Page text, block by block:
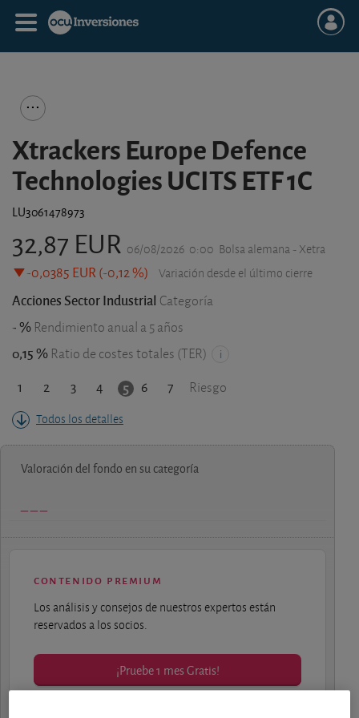
Xtrackers Europe Defence
Technologies UCITS ETF 1C
LU3061478973
32,87 EUR 06/08/2026 0:00 Bolsa alemana - Xetra
-0,0385 EUR (-0,12 %) Variación desde el último cierre
Acciones Sector Industrial Categoría
- % Rendimiento anual a 5 años
0,15 % Ratio de costes totales (TER)
1 2 3 4 5 6 7 Riesgo
Todos los detalles
Valoración del fondo en su categoría
contenido premium
Los análisis y consejos de nuestros expertos están
reservados a los socios.
¡Pruebe 1 mes Gratis!